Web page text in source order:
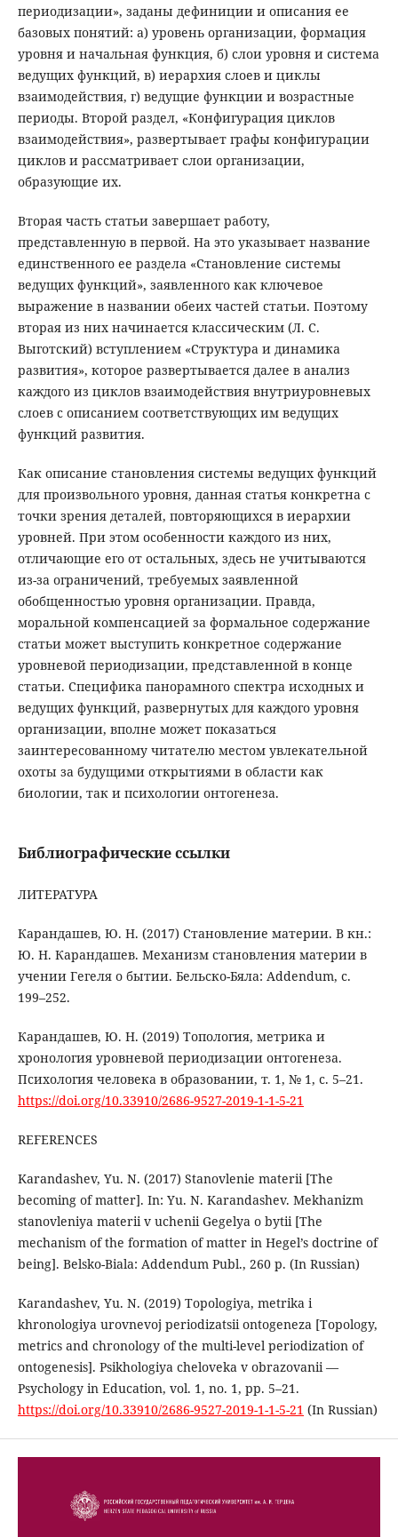
периодизации», заданы дефиниции и описания ее
базовых понятий: а) уровень организации, формация
уровня и начальная функция, б) слои уровня и система
ведущих функций, в) иерархия слоев и циклы
взаимодействия, г) ведущие функции и возрастные
периоды. Второй раздел, «Конфигурация циклов
взаимодействия», развертывает графы конфигурации
циклов и рассматривает слои организации,
образующие их.
Вторая часть статьи завершает работу,
представленную в первой. На это указывает название
единственного ее раздела «Становление системы
ведущих функций», заявленного как ключевое
выражение в названии обеих частей статьи. Поэтому
вторая из них начинается классическим (Л. С.
Выготский) вступлением «Структура и динамика
развития», которое развертывается далее в анализ
каждого из циклов взаимодействия внутриуровневых
слоев с описанием соответствующих им ведущих
функций развития.
Как описание становления системы ведущих функций
для произвольного уровня, данная статья конкретна с
точки зрения деталей, повторяющихся в иерархии
уровней. При этом особенности каждого из них,
отличающие его от остальных, здесь не учитываются
из-за ограничений, требуемых заявленной
обобщенностью уровня организации. Правда,
моральной компенсацией за формальное содержание
статьи может выступить конкретное содержание
уровневой периодизации, представленной в конце
статьи. Специфика панорамного спектра исходных и
ведущих функций, развернутых для каждого уровня
организации, вполне может показаться
заинтересованному читателю местом увлекательной
охоты за будущими открытиями в области как
биологии, так и психологии онтогенеза.
Библиографические ссылки
ЛИТЕРАТУРА
Карандашев, Ю. Н. (2017) Становление материи. В кн.:
Ю. Н. Карандашев. Механизм становления материи в
учении Гегеля о бытии. Бельско-Бяла: Addendum, с.
199–252.
Карандашев, Ю. Н. (2019) Топология, метрика и
хронология уровневой периодизации онтогенеза.
Психология человека в образовании, т. 1, № 1, с. 5–21.
https://doi.org/10.33910/2686-9527-2019-1-1-5-21
REFERENCES
Karandashev, Yu. N. (2017) Stanovlenie materii [The
becoming of matter]. In: Yu. N. Karandashev. Mekhanizm
stanovleniya materii v uchenii Gegelya o bytii [The
mechanism of the formation of matter in Hegel’s doctrine of
being]. Belsko-Biala: Addendum Publ., 260 p. (In Russian)
Karandashev, Yu. N. (2019) Topologiya, metrika i
khronologiya urovnevoj periodizatsii ontogeneza [Topology,
metrics and chronology of the multi-level periodization of
ontogenesis]. Psikhologiya cheloveka v obrazovanii —
Psychology in Education, vol. 1, no. 1, pp. 5–21.
https://doi.org/10.33910/2686-9527-2019-1-1-5-21 (In Russian)